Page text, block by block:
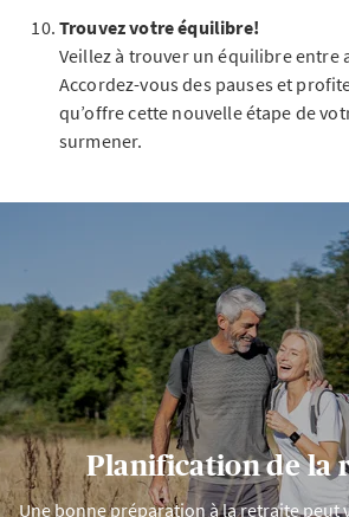
Trouvez votre équilibre!
Veillez à trouver un équilibre entre
Accordez-vous des pauses et
qu’offre cette nouvelle étape de
surmener.
Planification de la
Une bonne préparation à la retraite peut